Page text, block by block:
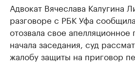
Адвокат Вячеслава Калугина
разговоре с РБК Уфа
отозвала свое
начала заседания, суд
жалобу защиты на приговор